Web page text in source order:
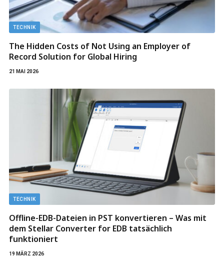
TECHNIK
The Hidden Costs of Not Using an Employer of
Record Solution for Global Hiring
21 MAI 2026
TECHNIK
Offline-EDB-Dateien in PST konvertieren – Was mit
dem Stellar Converter for EDB tatsächlich
funktioniert
19 MÄRZ 2026